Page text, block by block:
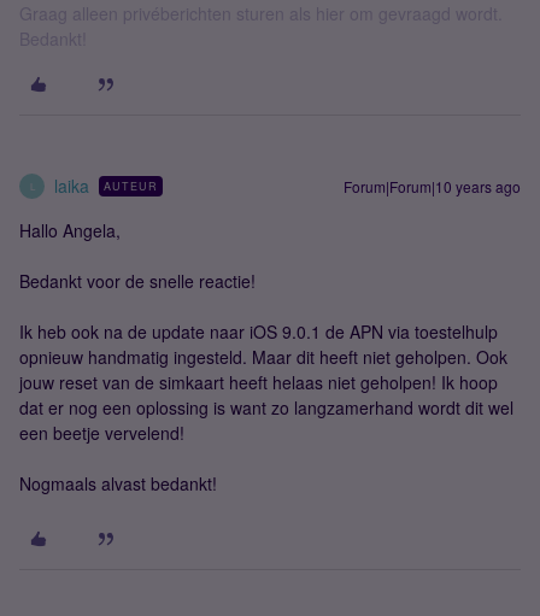
Graag alleen privéberichten sturen als hier om gevraagd wordt.
Bedankt!
laika AUTEUR Forum|Forum|10 years ago
Hallo Angela,
Bedankt voor de snelle reactie!
Ik heb ook na de update naar iOS 9.0.1 de APN via toestelhulp
opnieuw handmatig ingesteld. Maar dit heeft niet geholpen. Ook
jouw reset van de simkaart heeft helaas niet geholpen! Ik hoop
dat er nog een oplossing is want zo langzamerhand wordt dit wel
een beetje vervelend!
Nogmaals alvast bedankt!